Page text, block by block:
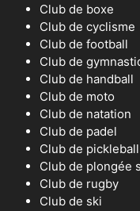
Club de boxe
Club de cyclisme
Club de football
Club de
Club de handball
Club de moto
Club de natation
Club de padel
Club de pickleball
Club de plongée
Club de rugby
Club de ski